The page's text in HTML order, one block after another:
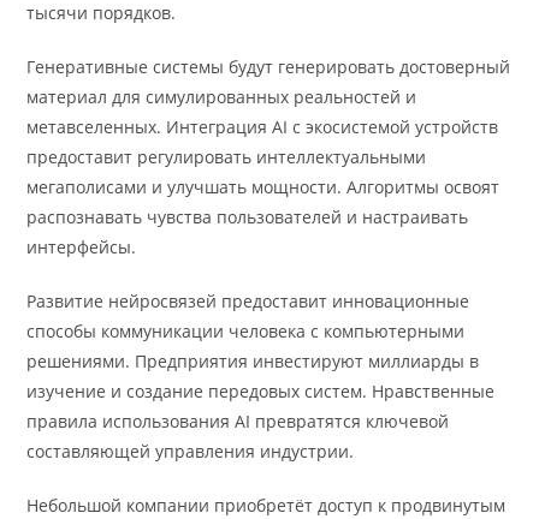
тысячи порядков.
Генеративные системы будут генерировать достоверный
материал для симулированных реальностей и
метавселенных. Интеграция AI с экосистемой устройств
предоставит регулировать интеллектуальными
мегаполисами и улучшать мощности. Алгоритмы освоят
распознавать чувства пользователей и настраивать
интерфейсы.
Развитие нейросвязей предоставит инновационные
способы коммуникации человека с компьютерными
решениями. Предприятия инвестируют миллиарды в
изучение и создание передовых систем. Нравственные
правила использования AI превратятся ключевой
составляющей управления индустрии.
Небольшой компании приобретёт доступ к продвинутым